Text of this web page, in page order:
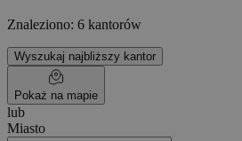
Znaleziono: 6 kantorów
Wyszukaj najbliższy kantor
Pokaż na mapie
lub
Miasto